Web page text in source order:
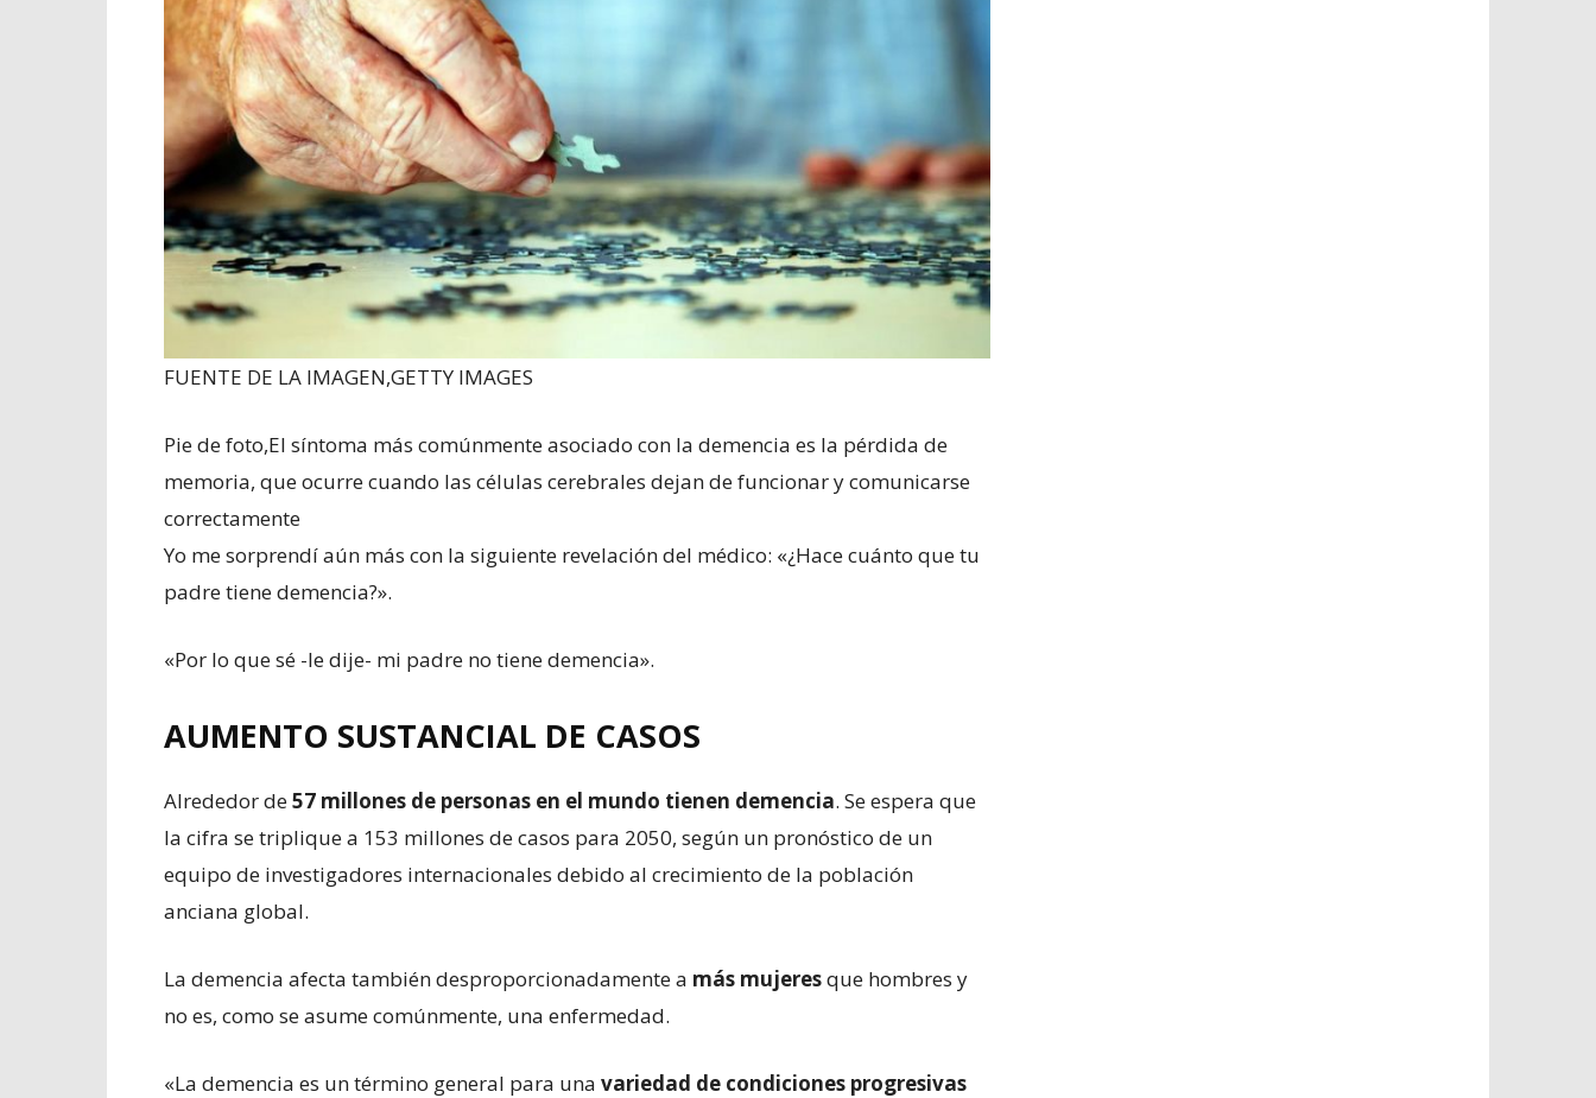
FUENTE DE LA IMAGEN,GETTY IMAGES
Pie de foto,El síntoma más comúnmente asociado con la demencia es la pérdida de
memoria, que ocurre cuando las células cerebrales dejan de funcionar y comunicarse
correctamente
Yo me sorprendí aún más con la siguiente revelación del médico: «¿Hace cuánto que tu
padre tiene demencia?».
«Por lo que sé -le dije- mi padre no tiene demencia».
AUMENTO SUSTANCIAL DE CASOS
Alrededor de57 millones de personas en el mundo tienen demencia. Se espera que
la cifra se triplique a 153 millones de casos para 2050, según un pronóstico de un
equipo de investigadores internacionales debido al crecimiento de la población
anciana global.
La demencia afecta también desproporcionadamente a más mujeresque hombres y
no es, como se asume comúnmente, una enfermedad.
«La demencia es un término general para una variedad de condiciones progresivas